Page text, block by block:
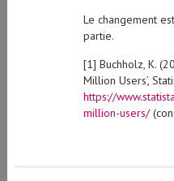
Le changement
partie.
[1] Buchholz, K.
Million Users’,
https://
million-users/